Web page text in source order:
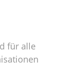
für alle